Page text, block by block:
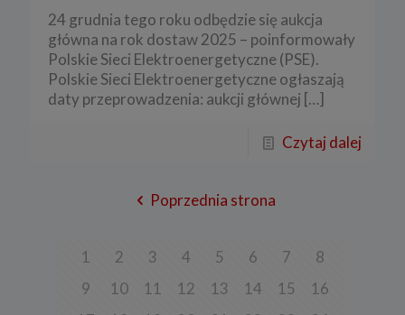
24 grudnia tego roku odbędzie się aukcja
główna na rok dostaw 2025 – poinformowały
Polskie Sieci Elektroenergetyczne (PSE).
Polskie Sieci Elektroenergetyczne ogłaszają
daty przeprowadzenia: aukcji głównej […]
Czytaj dalej
Poprzednia strona
1 2 3 4 5 6 7
8
9
10 11 12 13 14 15
16